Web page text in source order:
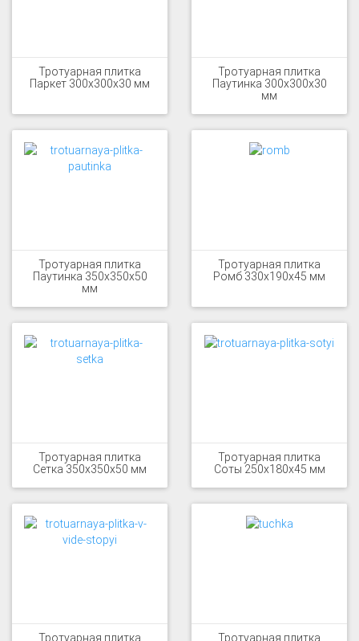
Тротуарная плитка
Паркет 300x300x30 мм
Тротуарная плитка
Паутинка 300x300x30
мм
Тротуарная плитка
Паутинка 350x350x50
мм
Тротуарная плитка
Ромб 330x190x45 мм
Тротуарная плитка
Сетка 350x350x50 мм
Тротуарная плитка
Соты 250x180x45 мм
Тротуарная плитка Тротуарная плитка